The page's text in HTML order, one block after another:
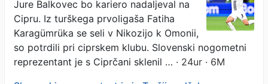
Jure Balkovec bo kariero nadaljeval na
Cipru. Iz turškega prvoligaša Fatiha
Karagümrüka se seli v Nikozijo k Omonii,
so potrdili pri ciprskem klubu. Slovenski nogometni
reprezentant je s Ciprčani sklenil … · 24ur · 6M